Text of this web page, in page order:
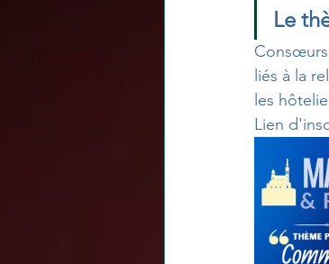
Le
liés à la
les
Lien